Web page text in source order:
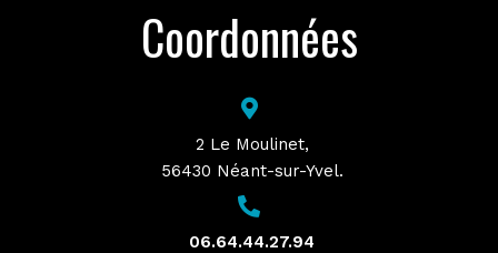
Coordonnées
2 Le Moulinet,
56430 Néant-sur-Yvel.
06.64.44.27.94